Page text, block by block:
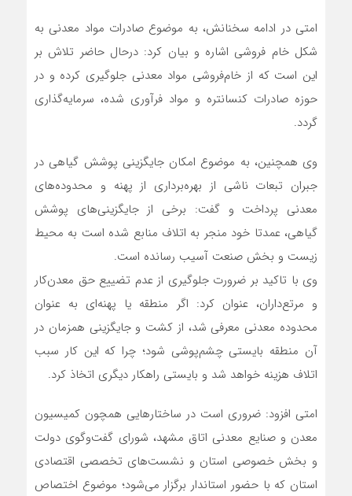
امتی در ادامه سخنانش، به موضوع صادرات مواد معدنی به
شکل خام فروشی اشاره و بیان کرد: درحال حاضر تلاش بر
این است که از خام‌فروشی مواد معدنی جلوگیری کرده و در
حوزه صادرات کنسانتره و مواد فرآوری شده، سرمایه‌گذاری
گردد.
وی همچنین، به موضوع امکان جایگزینی پوشش گیاهی در
جبران تبعات ناشی از بهره‌برداری از پهنه و محدوده‌‌های
معدنی پرداخت و گفت: برخی از جایگزینی‌های پوشش
گیاهی، عمدتا خود منجر به اتلاف منابع شده است به محیط
زیست و بخش صنعت آسیب رسانده است.
وی با تاکید بر ضرورت جلوگیری از عدم تضییع حق معدن‌کار
و مرتع‌داران، عنوان کرد: اگر منطقه یا پهنه‌ای به عنوان
محدوده معدنی معرفی شد، از کشت و جایگزینی همزمان در
آن منطقه بایستی چشم‌پوشی شود؛ چرا که این کار سبب
اتلاف هزینه خواهد شد و بایستی راهکار دیگری اتخاذ کرد.
امتی افزود: ضروری است در ساختارهایی همچون کمیسیون
معدن و صنایع معدنی اتاق مشهد، شورای گفت‌وگوی دولت
و بخش خصوصی استان و نشست‌های تخصصی اقتصادی
استان که با حضور استاندار برگزار می‌شود؛ موضوع اختصاص